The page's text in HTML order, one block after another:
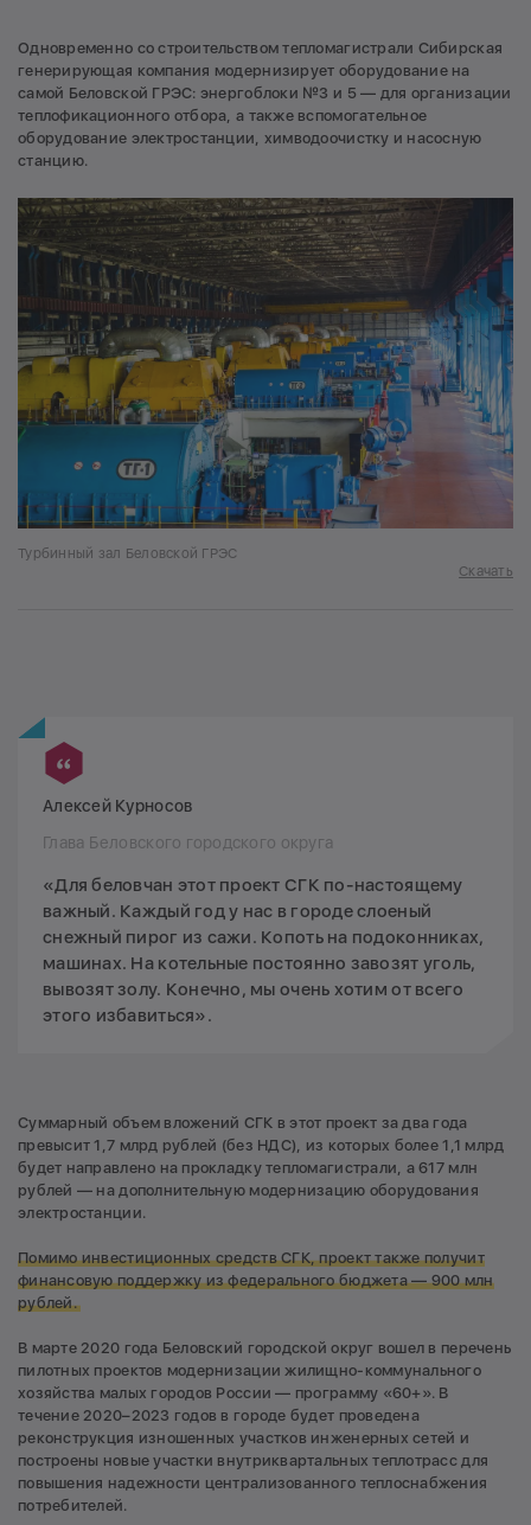
Одновременно со строительством тепломагистрали Сибирская
генерирующая компания модернизирует оборудование на
самой Беловской ГРЭС: энергоблоки №3 и 5 — для организации
теплофикационного отбора, а также вспомогательное
оборудование электростанции, химводоочистку и насосную
станцию.
Турбинный зал Беловской ГРЭС
Скачать
Алексей Курносов
Глава Беловского городского округа
«Для беловчан этот проект СГК по-настоящему
важный. Каждый год у нас в городе слоеный
снежный пирог из сажи. Копоть на подоконниках,
машинах. На котельные постоянно завозят уголь,
вывозят золу. Конечно, мы очень хотим от всего
этого избавиться».
Суммарный объем вложений СГК в этот проект за два года
превысит 1,7 млрд рублей (без НДС), из которых более 1,1 млрд
будет направлено на прокладку тепломагистрали, а 617 млн
рублей — на дополнительную модернизацию оборудования
электростанции.
Помимо инвестиционных средств СГК, проект также получит
финансовую поддержку из федерального бюджета — 900 млн
рублей.
В марте 2020 года Беловский городской округ вошел в перечень
пилотных проектов модернизации жилищно-коммунального
хозяйства малых городов России — программу «60+». В
течение 2020–2023 годов в городе будет проведена
реконструкция изношенных участков инженерных сетей и
построены новые участки внутриквартальных теплотрасс для
повышения надежности централизованного теплоснабжения
потребителей.